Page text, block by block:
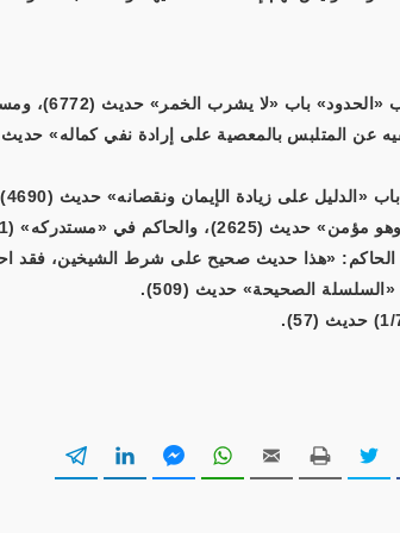
(1) متفق عليه أخرجه
«هذا حديث صحيح على شرط الشيخين، فقد
الصحيحة» حديث (509).